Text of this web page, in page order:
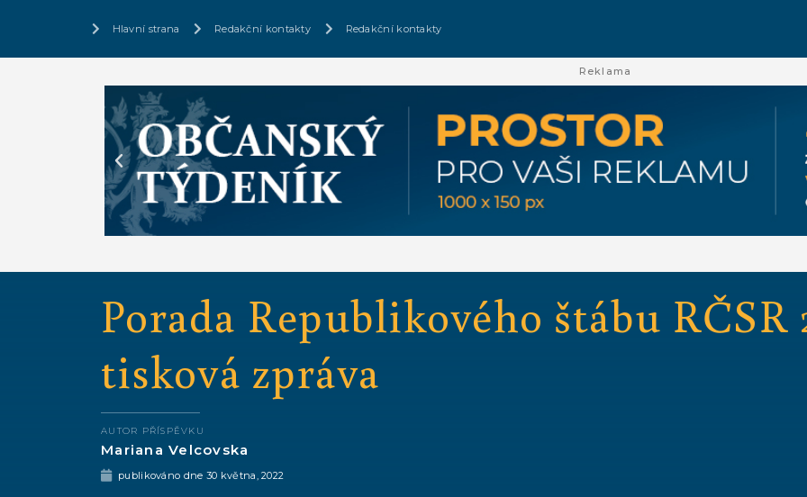
Hlavní strana Redakční kontakty Redakční kontakty
Reklama
Porada Republikového štábu RČSR
tisková zpráva
AUTOR PŘÍSPĚVKU
Mariana Velcovska
publikováno dne 30 května, 2022